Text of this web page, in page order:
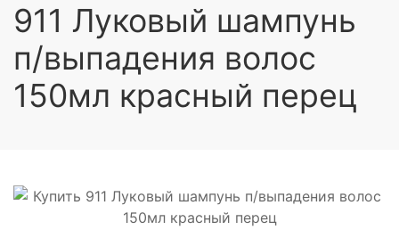
911 Луковый шампунь
п/выпадения волос
150мл красный перец